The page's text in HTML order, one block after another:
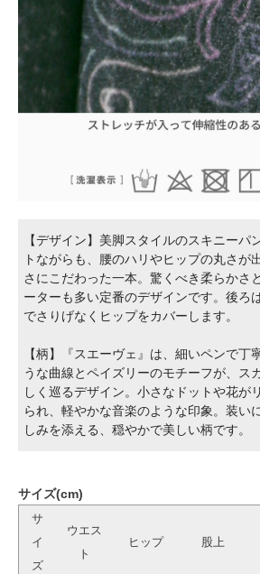
【デザイン】美脚スタイルのスキニーパ
トながらも、腰のハリやヒップの丸さが
さにこだわった一本。驚くべき柔らかさ
ーターも多い定番のデザインです。後ろ
でさりげなくヒップをカバーします。
【柄】『スエーヴェ』は、細いペンで丁
うな曲線とペイズリーのモチーフが、ス
しく巡るデザイン。小さなドットや花が
られ、軽やかな音楽のような印象。装い
しみを添える、穏やかで美しい柄です。
サイズ(cm)
サ
イ
ズ
ウエス
ト
ヒップ 股上